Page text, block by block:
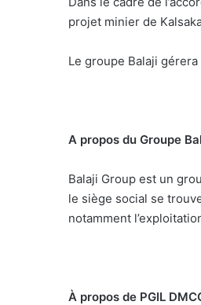
projet minier de
Le groupe Balaji
A propos du Groupe
Balaji Group est un
le siège social se
notamment
À propos de PGIL